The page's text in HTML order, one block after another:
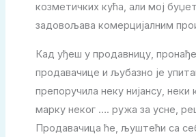
козметичких кућа, али мој
задовољава комерцијалним
Кад уђеш у продавницу,
продавачице и љубазно је
препоручила неку нијансу, неки
марку неког …. ружа за усне,
Продавачица ће, љуштећи са